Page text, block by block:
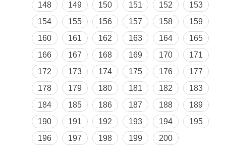
148
149 150 151 152
153
154
155 156 157 158
159
160
161 162 163 164
165
166
167 168 169 170
171
172
173 174 175 176
177
178
179 180 181 182
183
184
185 186 187 188
189
190
191 192 193 194
195
196
197 198 199 200